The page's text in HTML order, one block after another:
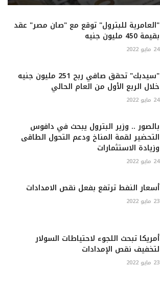
"العامرية للبترول" توقع مع "صان مصر" عقد
بقيمة 450 مليون جنيه
24 مايو 2022
"سيدبك" تحقق صافي ربح 251 مليون جنيه
خلال الربع الأول من العام الحالي
24 مايو 2022
بالصور .. وزير البترول يبحث في دافوس
التحضير لقمة المناخ ودعم التحول الطاقى
وزيادة الاستثمارات
24 مايو 2022
أسعار النفط ترتفع بفعل نقص الامدادات
23 مايو 2022
أمريكا تبحث اللجوء لاحتياطات السولار
لتخفيف نقص الإمدادات
23 مايو 2022